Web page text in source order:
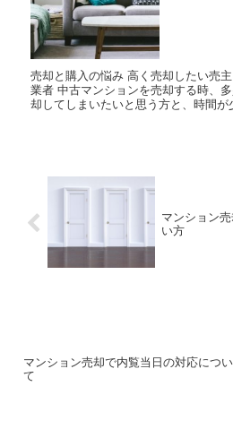
売却と購入の悩み 高く売却したい売
業者 中古マンションを売却する時、
却してしまいたいと思う方と、時間
マンション
い方
マンション売却で内覧当日の対応につい
て